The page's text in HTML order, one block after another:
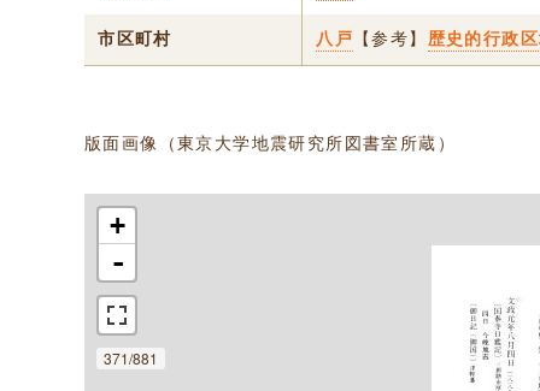
市区町村 八戸 【参考】 歴史的行政
版面画像（東京大学地震研究所図書室所蔵）
+
-
371/881